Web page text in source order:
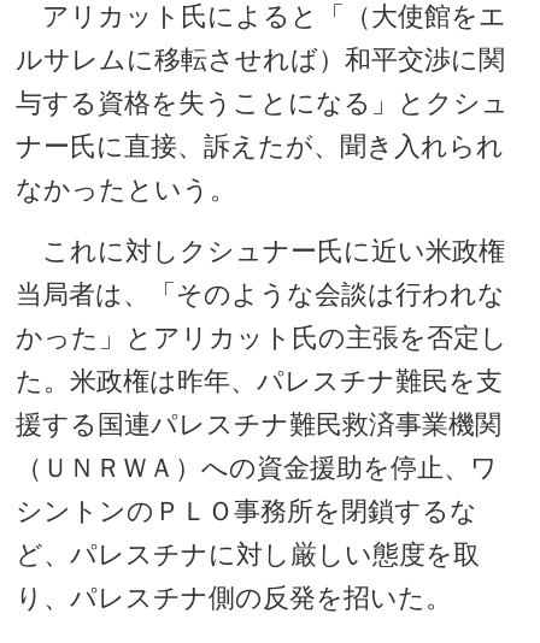
アリカット氏によると「（大使館をエ
ルサレムに移転させれば）和平交渉に関
与する資格を失うことになる」とクシュ
ナー氏に直接、訴えたが、聞き入れられ
なかったという。
これに対しクシュナー氏に近い米政権
当局者は、「そのような会談は行われな
かった」とアリカット氏の主張を否定し
た。米政権は昨年、パレスチナ難民を支
援する国連パレスチナ難民救済事業機関
（ＵＮＲＷＡ）への資金援助を停止、ワ
シントンのＰＬＯ事務所を閉鎖するな
ど、パレスチナに対し厳しい態度を取
り、パレスチナ側の反発を招いた。